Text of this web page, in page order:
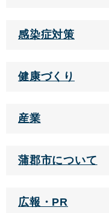
感染症対策
健康づくり
産業
蒲郡市について
広報・PR